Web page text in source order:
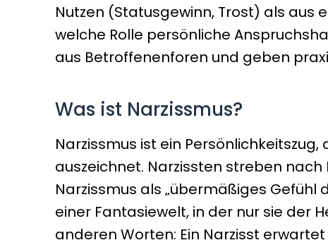
Nutzen (Statusgewinn, Trost) als aus
welche Rolle persönliche
aus Betroffenenforen und geben
Was ist Narzissmus?
Narzissmus ist ein
auszeichnet. Narzissten streben
Narzissmus als „übermäßiges
einer Fantasiewelt, in der nur sie der
anderen Worten: Ein Narzisst